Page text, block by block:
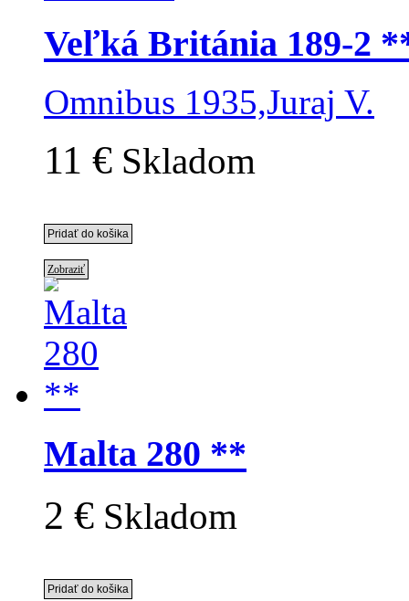
Veľká Británia 189-2
Omnibus 1935,Juraj V.
11 € Skladom
Zobraziť
Malta 280 **
2 € Skladom